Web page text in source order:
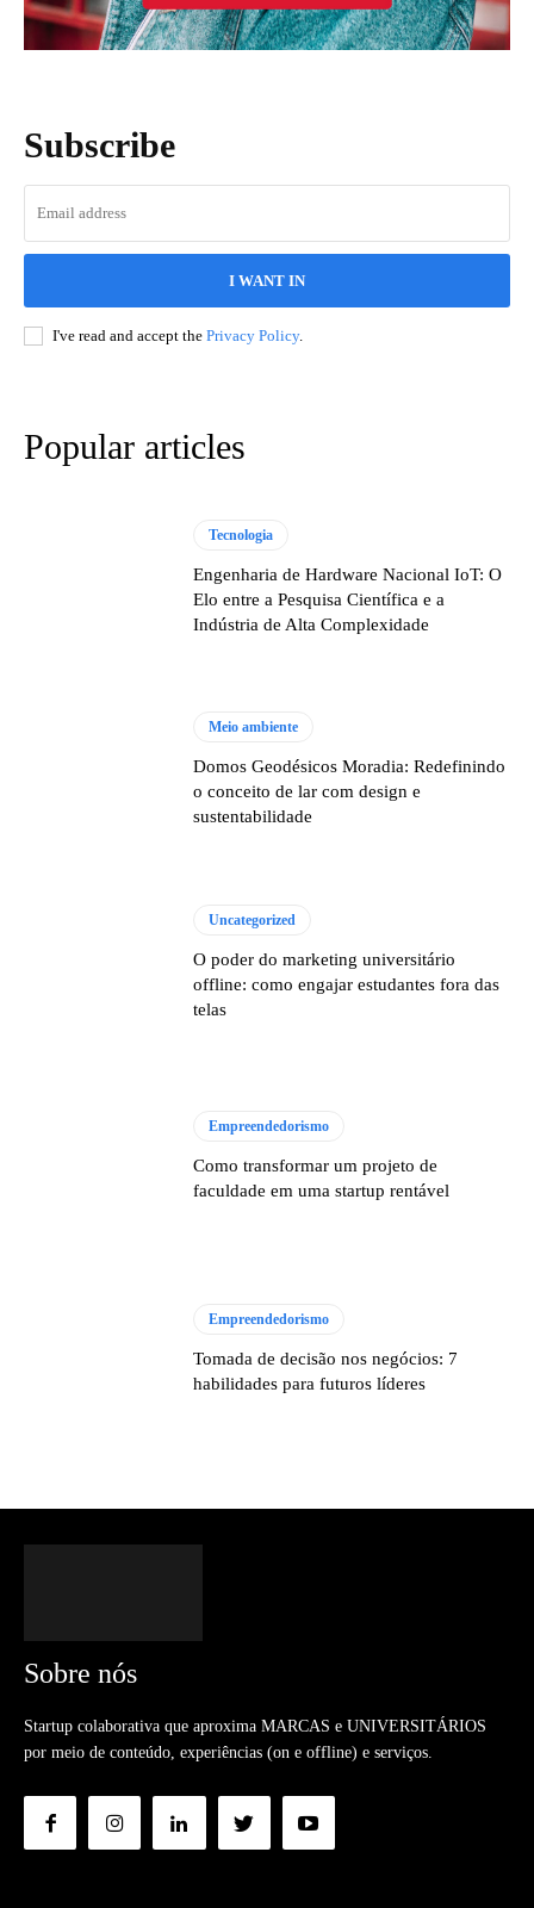
Subscribe
I WANT IN
I've read and accept the Privacy Policy.
Popular articles
Tecnologia
Engenharia de Hardware Nacional IoT: O
Elo entre a Pesquisa Científica e a
Indústria de Alta Complexidade
Meio ambiente
Domos Geodésicos Moradia: Redefinindo
o conceito de lar com design e
sustentabilidade
Uncategorized
O poder do marketing universitário
offline: como engajar estudantes fora das
telas
Empreendedorismo
Como transformar um projeto de
faculdade em uma startup rentável
Empreendedorismo
Tomada de decisão nos negócios: 7
habilidades para futuros líderes
Sobre nós
Startup colaborativa que aproxima MARCAS e UNIVERSITÁRIOS
por meio de conteúdo, experiências (on e offline) e serviços.